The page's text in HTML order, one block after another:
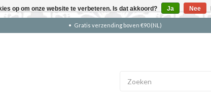
Gratis verzending boven €90 (NL)
op om onze website te verbeteren. Is dat akkoord? Ja Nee